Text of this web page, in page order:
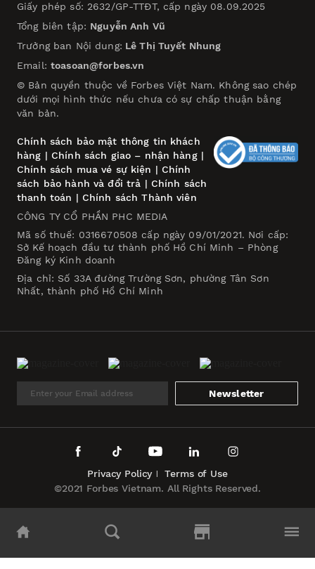
Giấy phép số: 2632/GP-TTĐT, cấp ngày 08.09.2025
Tổng biên tập: Nguyễn Anh Vũ
Trưởng ban Nội dung: Lê Thị Tuyết Nhung
Email: toasoan@forbes.vn
© Bản quyền thuộc về Forbes Việt Nam. Không sao chép
dưới mọi hình thức nếu chưa có sự chấp thuận bằng
văn bản.
Chính sách bảo mật thông tin khách
hàng | Chính sách giao – nhận hàng|
Chính sách mua vé sự kiện | Chính
sách bảo hành và đổi trả | Chính sách
thanh toán | Chính sách Thành viên
CÔNG TY CỔ PHẦN PHC MEDIA
Mã số thuế: 0316670508 cấp ngày 09/01/2021. Nơi cấp:
Sở Kế hoạch đầu tư thành phố Hồ Chí Minh – Phòng
Đăng ký Kinh doanh
Địa chỉ: Số 33A đường Trường Sơn, phường Tân Sơn
Nhất, thành phố Hồ Chí Minh
Newsletter
©2021 Forbes Vietnam. All Rights Reserved.
Privacy Policy Terms of Use